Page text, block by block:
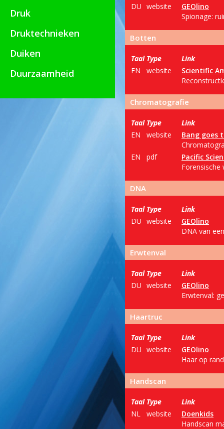
Druk
Druktechnieken
Duiken
Duurzaamheid
DU website
GEOlino
Spionage:
Botten
Taal Type
Link
EN
website
Scientific
Chromatografie
Taal Type
Link
EN
website
Bang goes
EN
pdf
Pacific
Forensische
DNA
Taal Type
Link
DU website
GEOlino
DNA van
Erwtenval
Taal Type
Link
DU website
GEOlino
Erwtenval:
Haartruc
Taal Type
Link
DU website
GEOlino
Haar op
Handscan
Taal Type
Link
NL
website
Doenkids
Handscan